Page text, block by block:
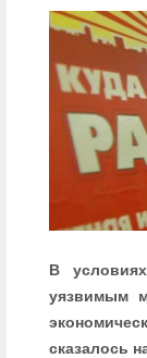
В
уязвимым
сказалось